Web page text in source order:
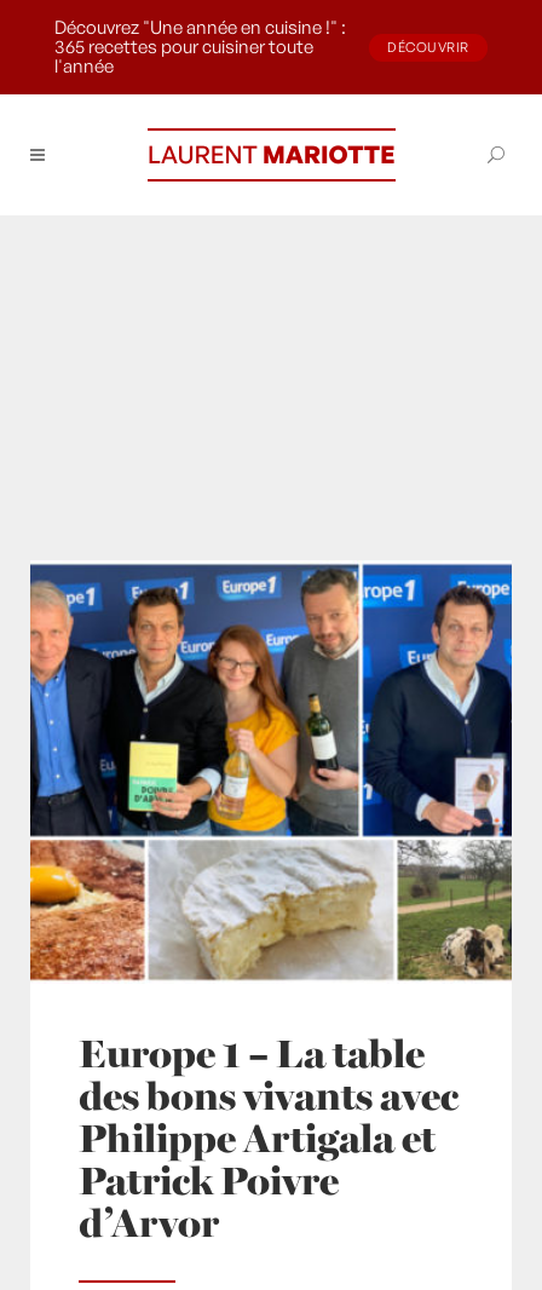
Découvrez "Une année en cuisine !" :
365 recettes pour cuisiner toute
l'année
DÉCOUVRIR
Europe 1 – La table
des bons vivants avec
Philippe Artigala et
Patrick Poivre
d’Arvor